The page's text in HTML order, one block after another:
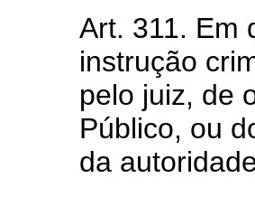
Art. 311. Em
instrução
pelo juiz, de
Público, ou
da